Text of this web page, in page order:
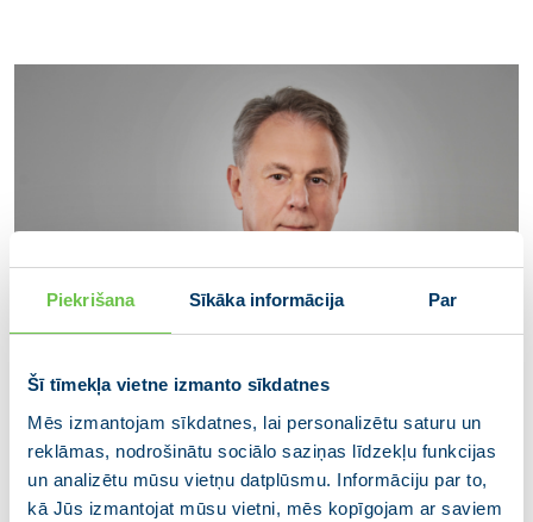
Piekrišana Sīkāka informācija Par
Šī tīmekļa vietne izmanto sīkdatnes
Mēs izmantojam sīkdatnes, lai personalizētu saturu un
reklāmas, nodrošinātu sociālo saziņas līdzekļu funkcijas
un analizētu mūsu vietņu datplūsmu. Informāciju par to,
kā Jūs izmantojat mūsu vietni, mēs kopīgojam ar saviem
Ģirts Valdis Kristovskis:
Zemessardze ir dzinusi dziļas
saknes. Jāturpina augt.